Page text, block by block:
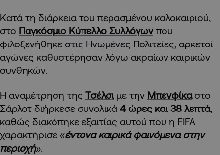
Κατά τη διάρκεια του περασμένου καλοκαιριού,
στο Παγκόσμιο Κύπελλο Συλλόγωνπου
φιλοξενήθηκε στις Ηνωμένες Πολιτείες, αρκετοί
αγώνες καθυστέρησαν λόγω ακραίων καιρικών
συνθηκών.
Η αναμέτρηση της Τσέλσι με την Μπενφίκα στο
Σάρλοτ διήρκεσε συνολικά 4 ώρες και 38 λεπτά,
καθώς διακόπηκε εξαιτίας αυτού που η FIFA
χαρακτήρισε «έντονα καιρικά φαινόμενα στην
περιοχή».